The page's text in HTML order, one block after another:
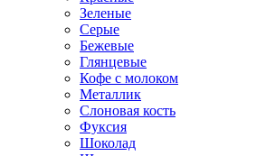
Зеленые
Серые
Бежевые
Глянцевые
Кофе с молоком
Металлик
Слоновая кость
Фуксия
Шоколад